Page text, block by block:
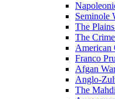
Seminole
The
The
American
Franco
Afgan
Anglo-
The